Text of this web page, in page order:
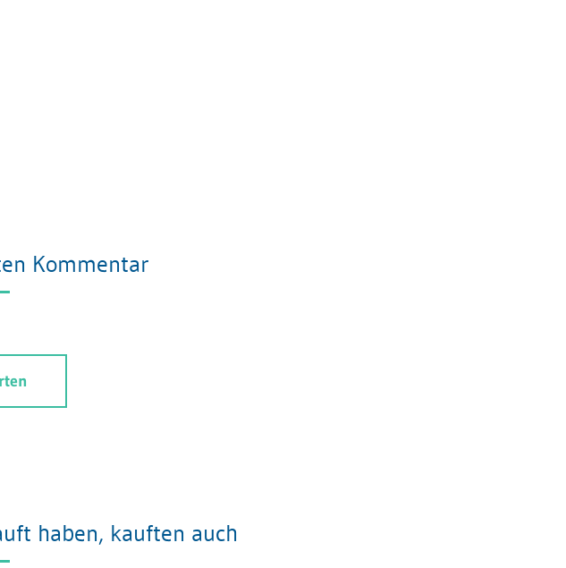
Kommentar
haben, kauften auch